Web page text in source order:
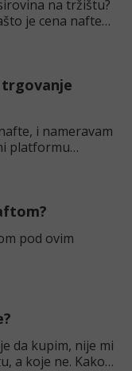
na tržištu?
je cena nafte
i nameravam
platformu
pod ovim
da kupim, nije mi
a koje ne. Kako